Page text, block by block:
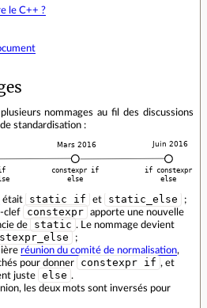
le C++ ?
nommages au fil des discussions
standardisation :
était static_if et static_else
;
constexpr
apporte une nouvelle
de
static . Le nommage devient
;
réunion du comité de normalisation,
pour donner
constexpr if , et
juste else .
les deux mots sont inversés pour